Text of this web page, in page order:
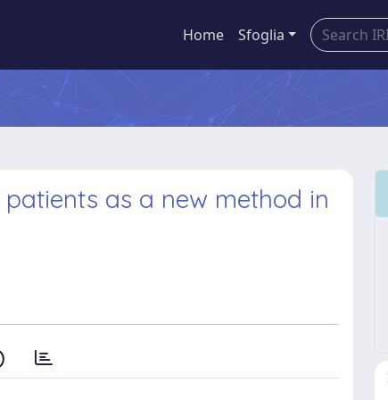
Home Sfoglia
as a new method in